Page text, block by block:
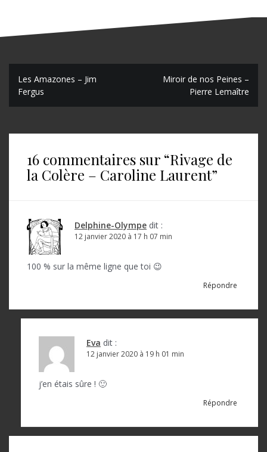
N
a
c
Les Amazones – Jim
Fergus
Miroir de nos Peines –
Pierre Lemaître
16 commentaires sur “Rivage de
la Colère – Caroline Laurent”
Delphine-Olympe dit :
12 janvier 2020 à 17 h 07 min
100 % sur la même ligne que toi 😉
Répondre
Eva dit :
12 janvier 2020 à 19 h 01 min
j’en étais sûre ! 🙂
Répondre